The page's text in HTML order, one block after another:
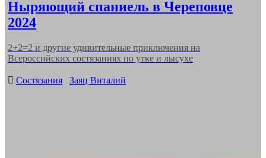
Ныряющий спаниель в Череповце
2024
2+2=2 и другие удивительные приключения на
Всероссийских состязаниях по утке и лысухе
Categories
Состязания Заяц Виталий